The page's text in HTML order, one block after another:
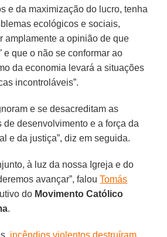
e da maximização do lucro, tenha
ecológicos e sociais,
amplamente a opinião de que
e que o não se conformar ao
da economia levará a situações
incontroláveis”.
e se desacreditam as
de desenvolvimento e a força da
e da justiça”, diz em seguida.
à luz da nossa Igreja e do
avançar”, falouTomás
do Movimento Católico
.
incêndios violentos destruíram